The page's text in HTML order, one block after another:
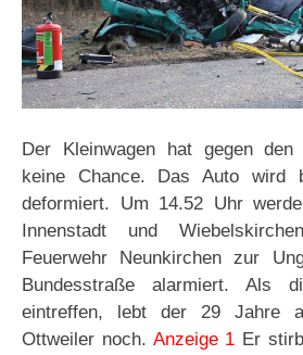
Der Kleinwagen hat gegen den
keine Chance. Das Auto wird
deformiert. Um 14.52 Uhr
Innenstadt und
Feuerwehr Neunkirchen zur
Bundesstraße alarmiert. Als
eintreffen, lebt der 29 Jahre
Ottweiler noch. Anzeige 1 Er